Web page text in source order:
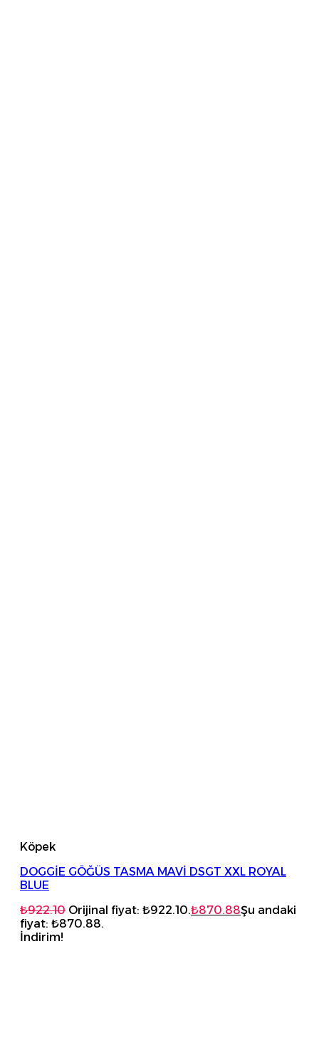
Köpek
DOGGİE GÖĞÜS TASMA MAVİ DSGT XXL ROYAL
BLUE
₺922.10 Orijinal fiyat: ₺922.10.₺870.88Şu andaki
fiyat: ₺870.88.
İndirim!